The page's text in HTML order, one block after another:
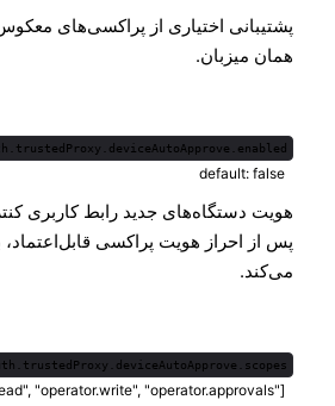
همان میزبان.
default: false
پس از احراز هویت پراکسی قابل‌اعتماد،
می‌کند.
"operator.write", "operator.approvals"]